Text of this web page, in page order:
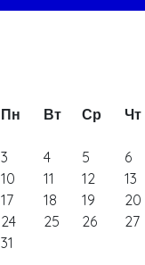
Пн Вт Ср Чт
3
4 5 6
10
11 12 13
17
18 19 20
24
25 26 27
31